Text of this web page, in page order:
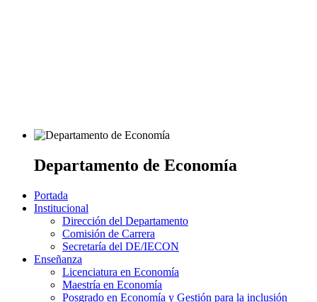
Departamento de Economía
Portada
Institucional
Dirección del Departamento
Comisión de Carrera
Secretaría del DE/IECON
Enseñanza
Licenciatura en Economía
Maestría en Economía
Posgrado en Economía y Gestión para la inclusión